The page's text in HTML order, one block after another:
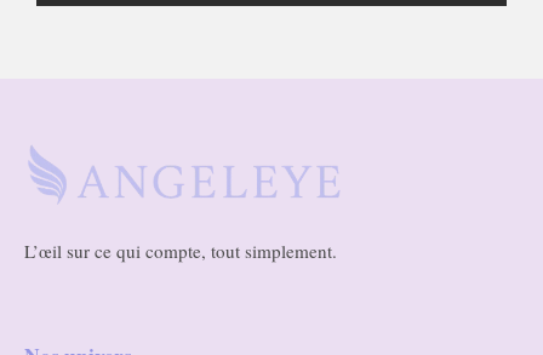
L’œil sur ce qui compte, tout simplement.